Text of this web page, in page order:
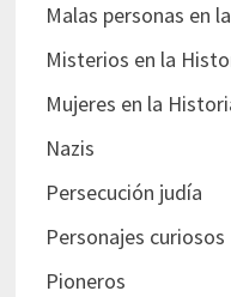
Malas personas en
Misterios en la
Mujeres en la
Nazis
Persecución judía
Personajes curiosos
Pioneros